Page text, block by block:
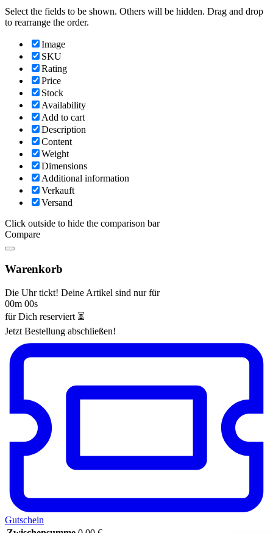
Select the fields to be shown. Others will be hidden. Drag and drop
to rearrange the order.
Image
SKU
Rating
Price
Stock
Availability
Add to cart
Description
Content
Weight
Dimensions
Additional information
Verkauft
Versand
Click outside to hide the comparison bar
Compare
Warenkorb
Die Uhr tickt! Deine Artikel sind nur für
00m 00s
für Dich reserviert ⏳
Jetzt Bestellung abschließen!
Gutschein